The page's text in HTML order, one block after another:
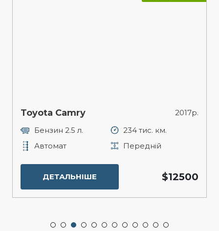
Toyota Camry
2017р.
Бензин 2.5 л.
234 тис. км.
Автомат
Передній
ДЕТАЛЬНІШЕ $12500